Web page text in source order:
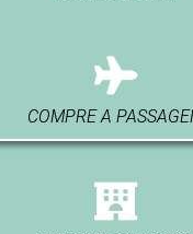
COMPRE A